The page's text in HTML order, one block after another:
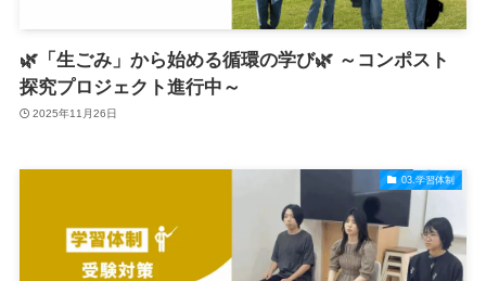
🌿「生ごみ」から始める循環の学び🌿 ～コンポスト
探究プロジェクト進行中～
2025年11月26日
03.学習体制